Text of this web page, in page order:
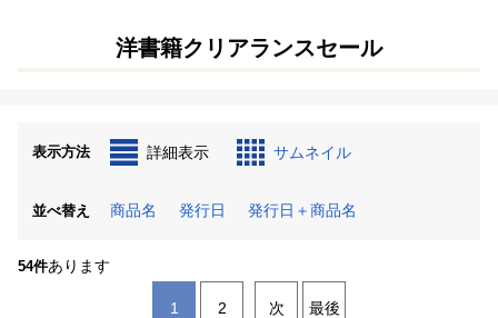
洋書籍クリアランスセール
表示方法 詳細表示 サムネイル
並べ替え 商品名 発行日 発行日＋商品名
54件あります
1 2 次 最後